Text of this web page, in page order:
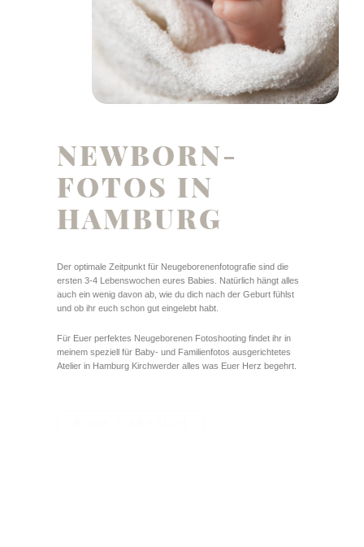
NEWBORN-
FOTOS IN
HAMBURG
Der optimale Zeitpunkt für Neugeborenenfotografie sind die
ersten 3-4 Lebenswochen eures Babies. Natürlich hängt alles
auch ein wenig davon ab, wie du dich nach der Geburt fühlst
und ob ihr euch schon gut eingelebt habt.
Für Euer perfektes Neugeborenen Fotoshooting findet ihr in
meinem speziell für Baby- und Familienfotos ausgerichtetes
Atelier in Hamburg Kirchwerder alles was Euer Herz begehrt.